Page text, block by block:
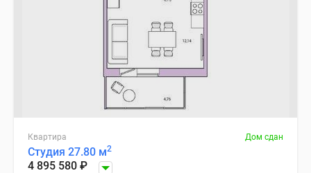
Квартира Дом сдан
Студия 27.80 м2
4 895 580 ₽